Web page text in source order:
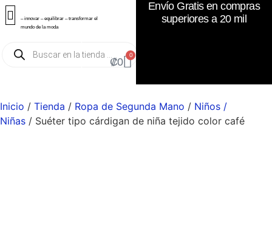
– innovar – equilibrar – transformar el
mundo de la moda
₡0
0
Envío Gratis en compras
superiores a 20 mil
Inicio / Tienda / Ropa de Segunda Mano / Niños /
Niñas / Suéter tipo cárdigan de niña tejido color café